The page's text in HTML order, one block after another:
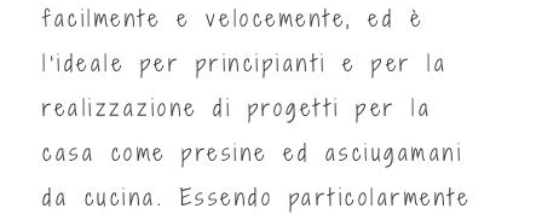
facilmente e velocemente, ed è
l'ideale per principianti e per la
realizzazione di progetti per la
casa come presine ed asciugamani
da cucina. Essendo particolarmente